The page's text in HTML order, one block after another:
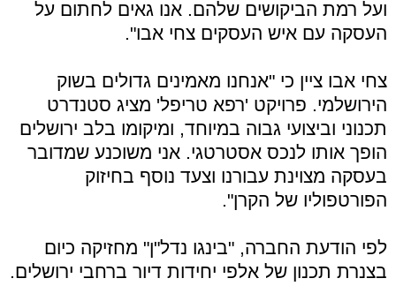
ועל רמת הביקושים שלהם. אנו גאים לחתום על
העסקה עם איש העסקים צחי אבו".
צחי אבו ציין כי "אנחנו מאמינים גדולים בשוק
הירושלמי. פרויקט 'רפא טריפל' מציג סטנדרט
תכנוני וביצועי גבוה במיוחד, ומיקומו בלב ירושלים
הופך אותו לנכס אסטרטגי. אני משוכנע שמדובר
בעסקה מצוינת עבורנו וצעד נוסף בחיזוק
הפורטפוליו של הקרן".
לפי הודעת החברה, "בינגו נדל"ן" מחזיקה כיום
בצנרת תכנון של אלפי יחידות דיור ברחבי ירושלים.